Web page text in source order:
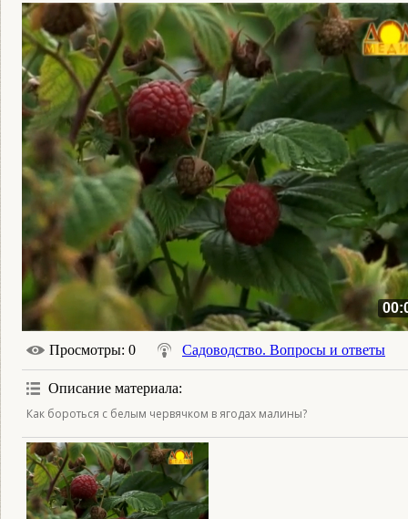
Просмотры: 0 Садоводство. Вопросы и ответы
Описание материала:
Как бороться с белым червячком в ягодах малины?